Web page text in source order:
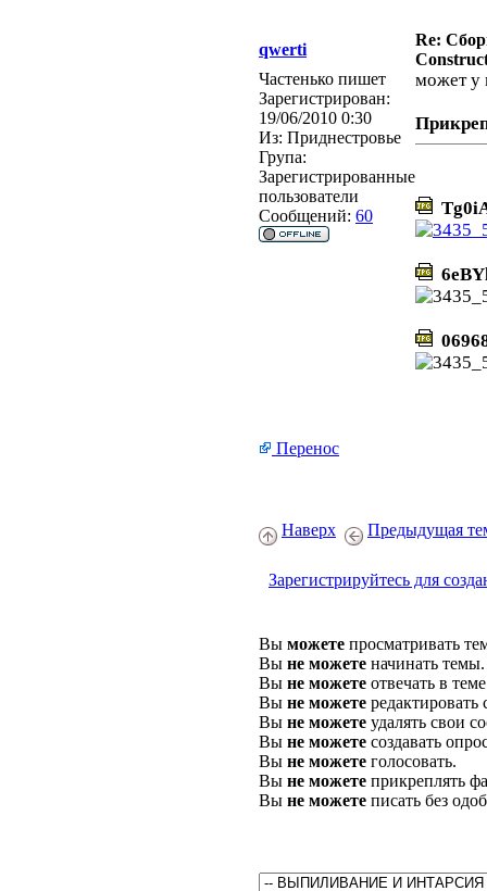
qwerti
Re:
Частенько пишет
Зарегистрирован:
19/06/2010 0:30
Из: Приднестровье
Група:
Зарегистрированные
пользователи
Сообщений: 60
может у
Перенос
Наверх Предыдущая
Зарегистрируйтесь для
Вы можете просматривать
Вы не можете начинать темы.
Вы не можете отвечать в
Вы не можете
Вы не можете удалять свои
Вы не можете создавать
Вы не можете голосовать.
Вы не можете прикреплять
Вы не можете писать без